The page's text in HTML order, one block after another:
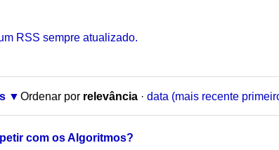
RSS sempre atualizado.
Ordenar por relevância · data (mais recente
com os Algoritmos?